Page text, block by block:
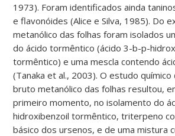
1973). Foram identificados ainda
e flavonóides (Alice e Silva, 1985). Do
metanólico das folhas foram isolados
do ácido tormêntico (ácido 3-b-p-
tormêntico) e uma mescla contendo
(Tanaka et al., 2003). O estudo
bruto metanólico das folhas resultou,
primeiro momento, no isolamento do
hidroxibenzoil tormêntico, triterpeno
básico dos ursenos, e de uma mistura